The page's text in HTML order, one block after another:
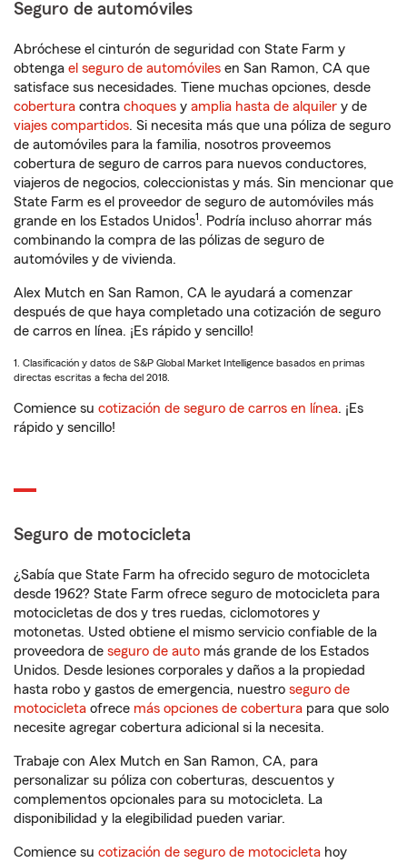
Seguro de automóviles
Abróchese el cinturón de seguridad con State Farm y
obtenga el seguro de automóviles en San Ramon, CA que
satisface sus necesidades. Tiene muchas opciones, desde
cobertura contra choques y amplia hasta de alquiler y de
viajes compartidos. Si necesita más que una póliza de seguro
de automóviles para la familia, nosotros proveemos
cobertura de seguro de carros para nuevos conductores,
viajeros de negocios, coleccionistas y más. Sin mencionar que
State Farm es el proveedor de seguro de automóviles más
grande en los Estados Unidos1. Podría incluso ahorrar más
combinando la compra de las pólizas de seguro de
automóviles y de vivienda.
Alex Mutch en San Ramon, CA le ayudará a comenzar
después de que haya completado una cotización de seguro
de carros en línea. ¡Es rápido y sencillo!
1. Clasificación y datos de S&P Global Market Intelligence basados en primas
directas escritas a fecha del 2018.
Comience su cotización de seguro de carros en línea. ¡Es
rápido y sencillo!
Seguro de motocicleta
¿Sabía que State Farm ha ofrecido seguro de motocicleta
desde 1962? State Farm ofrece seguro de motocicleta para
motocicletas de dos y tres ruedas, ciclomotores y
motonetas. Usted obtiene el mismo servicio confiable de la
proveedora de seguro de auto más grande de los Estados
Unidos. Desde lesiones corporales y daños a la propiedad
hasta robo y gastos de emergencia, nuestro seguro de
motocicleta ofrece más opciones de cobertura para que solo
necesite agregar cobertura adicional si la necesita.
Trabaje con Alex Mutch en San Ramon, CA, para
personalizar su póliza con coberturas, descuentos y
complementos opcionales para su motocicleta. La
disponibilidad y la elegibilidad pueden variar.
Comience su cotización de seguro de motocicleta hoy